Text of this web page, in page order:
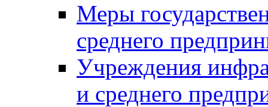
Меры
среднего
Учреждения
и среднего